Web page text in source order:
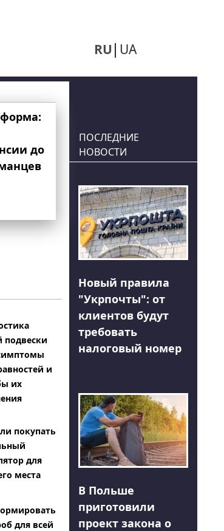
RU UA
до
подвески
и
их
покупать
для
места
для всей
ПОСЛЕДНИЕ
НОВОСТИ
Новый правила
"Укрпочты": от
клиентов будут
требовать
налоговый номер
В Польше
приготовили
проект закона о